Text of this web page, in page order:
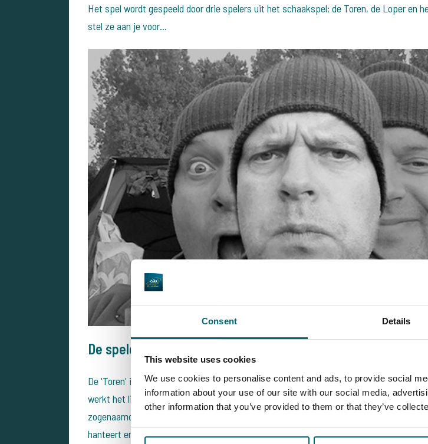
Consent Details
This website uses cookies
We use cookies to personalise content and ads, to provide social
information about your use of our site with our social media,
other information that you’ve provided to them or that they’ve
Het spel wordt gespeeld door drie spelers uit het schaakspel; de Toren, de Loper en
stel ze aan je voor...
De spelers... ♖♗♘
De 'Toren' is van nature wat serieus en rechtlijnig. Geen excentrieke grappen aan zijn
werkt het liefst op schone, harde plaatjes en met lijnen over de grond. Hij is overtuigt
zogenaamde bolt-effect en geloofd in standaard of combi-rigs met razend scherpe
hanteert er verschillende, afhankelijk van de situatie. Zijn aandacht gaat uit naar het